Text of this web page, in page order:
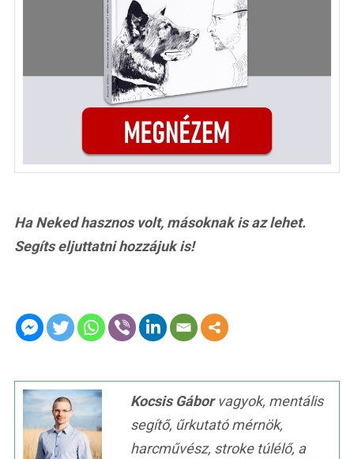
Ha Neked hasznos volt, másoknak is az lehet.
Segíts eljuttatni hozzájuk is!
Kocsis Gáborvagyok, mentális
segítő, űrkutató mérnök,
harcművész, stroke túlélő, a